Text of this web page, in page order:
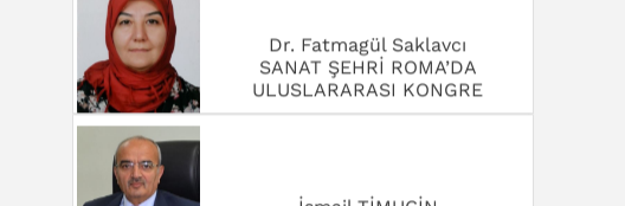
İsmail TİMUÇİN
Doğal Gaz Teşvikleri Neden
Önemlidir?